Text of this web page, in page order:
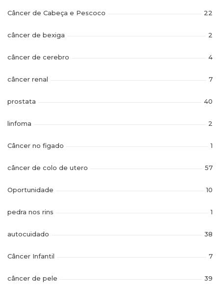
Câncer de Cabeça e Pescoco 22
câncer de bexiga 2
câncer de cerebro 4
câncer renal 7
prostata 40
linfoma 2
Câncer no figado 1
câncer de colo de utero 57
Oportunidade 10
pedra nos rins 1
autocuidado 38
Câncer Infantil 7
câncer de pele 39